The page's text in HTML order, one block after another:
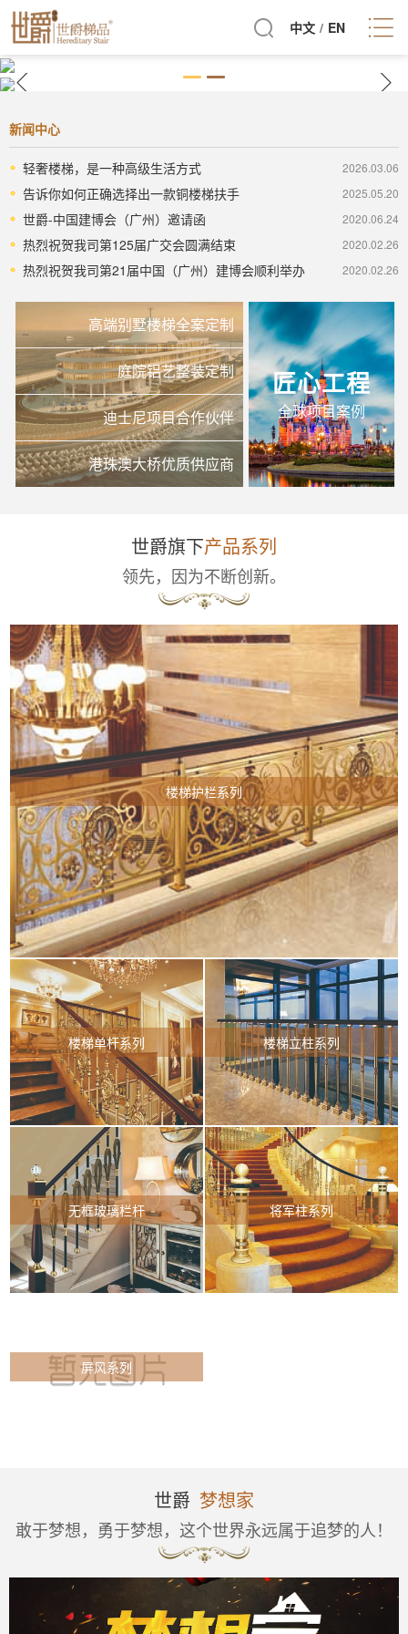
中文 / EN
新闻中心
2026.03.06
轻奢楼梯，是一种高级生活方式
2025.05.20
告诉你如何正确选择出一款铜楼梯扶手
2020.06.24
世爵-中国建博会（广州）邀请函
2020.02.26
热烈祝贺我司第125届广交会圆满结束
2020.02.26
热烈祝贺我司第21届中国（广州）建博会顺利举办
匠心工程
全球项目案例
高端别墅楼梯全案定制
庭院铝艺整装定制
迪士尼项目合作伙伴
港珠澳大桥优质供应商
世爵旗下产品系列
领先，因为不断创新。
楼梯护栏系列
楼梯单杆系列 楼梯立柱系列
无框玻璃栏杆 将军柱系列
屏风系列
世爵 梦想家
敢于梦想，勇于梦想，这个世界永远属于追梦的人！